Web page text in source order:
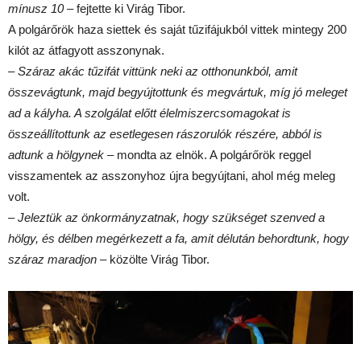
mínusz 10– fejtette ki Virág Tibor.
A polgárőrök haza siettek és saját tűzifájukból vittek mintegy 200
kilót az átfagyott asszonynak.
– Száraz akác tűzifát vittünk neki az otthonunkból, amit
összevágtunk, majd begyújtottunk és megvártuk, míg jó meleget
ad a kályha. A szolgálat előtt élelmiszercsomagokat is
összeállítottunk az esetlegesen rászorulók részére, abból is
adtunk a hölgynek – mondta az elnök. A polgárőrök reggel
visszamentek az asszonyhoz újra begyújtani, ahol még meleg
volt.
– Jeleztük az önkormányzatnak, hogy szükséget szenved a
hölgy, és délben megérkezett a fa, amit délután behordtunk, hogy
száraz maradjon – közölte Virág Tibor.